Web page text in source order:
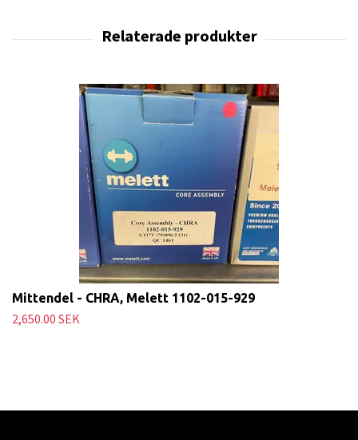
Mittendel - CHRA, Melett 1102-015-929
2,650.00 SEK